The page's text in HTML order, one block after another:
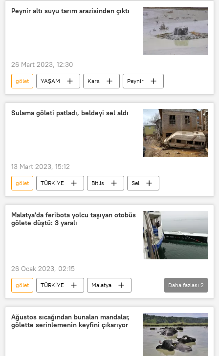
Peynir altı suyu tarım arazisinden çıktı
26 Mart 2023, 12:30
gölet YAŞAM Kars Peynir
Sulama göleti patladı, beldeyi sel aldı
13 Mart 2023, 15:12
gölet TÜRKİYE Bitlis Sel
Malatya'da feribota yolcu taşıyan otobüs
gölete düştü: 3 yaralı
26 Ocak 2023, 02:15
gölet TÜRKİYE
Malatya
Otobüs
su
Daha fazlası 2
Ağustos sıcağından bunalan mandalar,
gölette serinlemenin keyfini çıkarıyor